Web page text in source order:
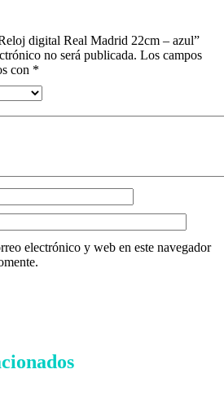
digital Real Madrid 22cm – azul”
no será publicada. Los campos
con *
electrónico y web en este navegador